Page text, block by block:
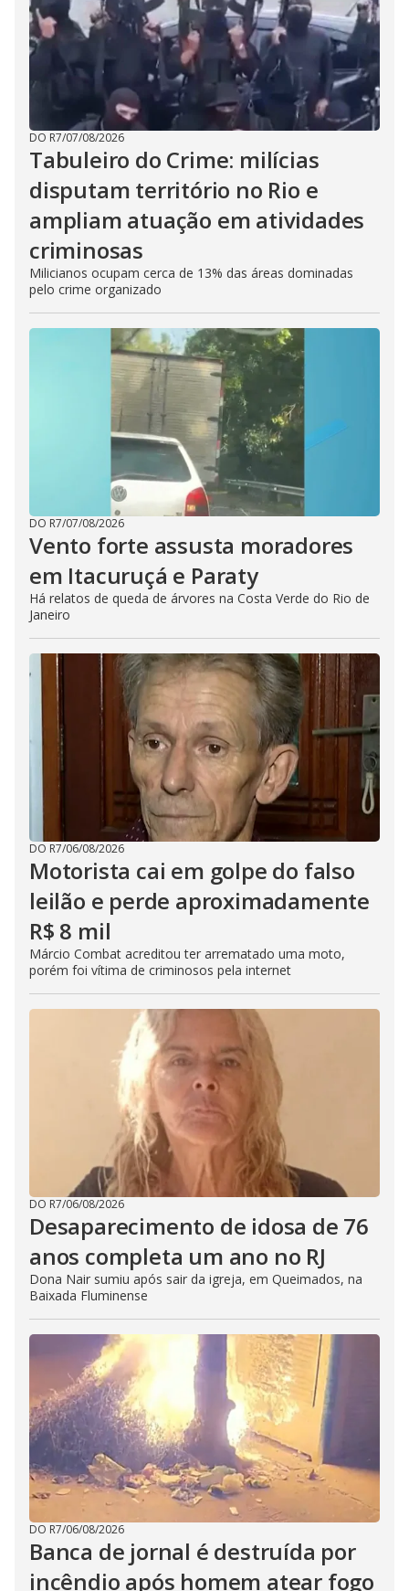
DO R7/07/08/2026
Tabuleiro do Crime: milícias
disputam território no Rio e
ampliam atuação em atividades
criminosas
Milicianos ocupam cerca de 13% das áreas dominadas
pelo crime organizado
DO R7/07/08/2026
Vento forte assusta moradores
em Itacuruçá e Paraty
Há relatos de queda de árvores na Costa Verde do Rio de
Janeiro
DO R7/06/08/2026
Motorista cai em golpe do falso
leilão e perde aproximadamente
R$ 8 mil
Márcio Combat acreditou ter arrematado uma moto,
porém foi vítima de criminosos pela internet
DO R7/06/08/2026
Desaparecimento de idosa de 76
anos completa um ano no RJ
Dona Nair sumiu após sair da igreja, em Queimados, na
Baixada Fluminense
DO R7/06/08/2026
Banca de jornal é destruída por
incêndio após homem atear fogo